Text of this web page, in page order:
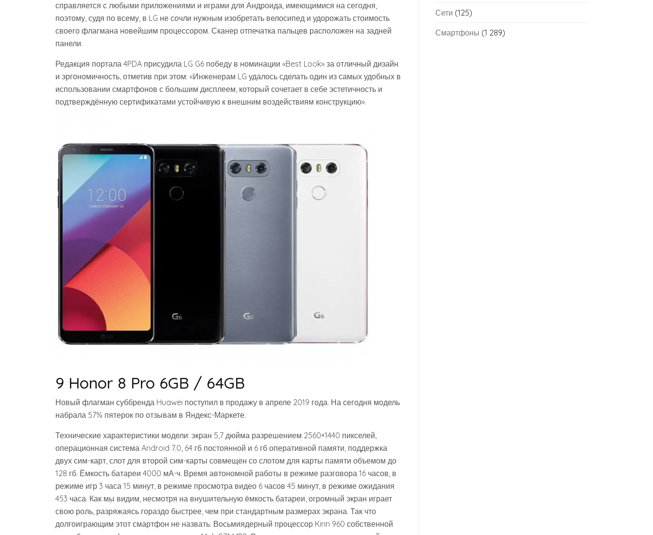
справляется с любыми приложениями и играми для Андроида, имеющимися на сегодня,
поэтому, судя по всему, в LG не сочли нужным изобретать велосипед и удорожать стоимость
своего флагмана новейшим процессором. Сканер отпечатка пальцев расположен на задней
панели.
Редакция портала 4PDA присудила LG G6 победу в номинации «Best Look» за отличный дизайн
и эргономичность, отметив при этом: «Инженерам LG удалось сделать один из самых удобных в
использовании смартфонов с большим дисплеем, который сочетает в себе эстетичность и
подтверждённую сертификатами устойчивую к внешним воздействиям конструкцию».
9 Honor 8 Pro 6GB / 64GB
Новый флагман суббренда Huawei поступил в продажу в апреле 2019 года. На сегодня модель
набрала 57% пятерок по отзывам в Яндекс-Маркете.
Технические характеристики модели: экран 5,7 дюйма разрешением 2560×1440 пикселей,
операционная система Android 7.0, 64 гб постоянной и 6 гб оперативной памяти, поддержка
двух сим-карт, слот для второй сим-карты совмещен со слотом для карты памяти объемом до
128 гб. Ёмкость батареи 4000 мА⋅ч. Время автономной работы в режиме разговора 16 часов, в
режиме игр 3 часа 15 минут, в режиме просмотра видео 6 часов 45 минут, в режиме ожидания
453 часа. Как мы видим, несмотря на внушительную ёмкость батареи, огромный экран играет
свою роль, разряжаясь гораздо быстрее, чем при стандартным размерах экрана. Так что
долгоиграющим этот смартфон не назвать. Восьмиядерный процессор Kirin 960 собственной
Сети (125)
Смартфоны (1 289)